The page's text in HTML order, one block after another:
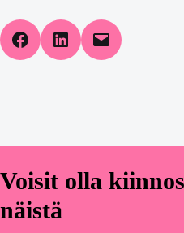
Share on Facebook
Share on LinkedIn
Email this Page
Voisit olla
näistä